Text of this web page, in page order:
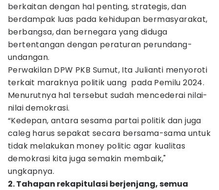
berkaitan dengan hal penting, strategis, dan
berdampak luas pada kehidupan bermasyarakat,
berbangsa, dan bernegara yang diduga
bertentangan dengan peraturan perundang-
undangan.
Perwakilan DPW PKB Sumut, Ita Julianti menyoroti
terkait maraknya politik uang pada Pemilu 2024.
Menurutnya hal tersebut sudah mencederai nilai-
nilai demokrasi.
“Kedepan, antara sesama partai politik dan juga
caleg harus sepakat secara bersama-sama untuk
tidak melakukan money politic agar kualitas
demokrasi kita juga semakin membaik,"
ungkapnya.
2. Tahapan rekapitulasi berjenjang, semua